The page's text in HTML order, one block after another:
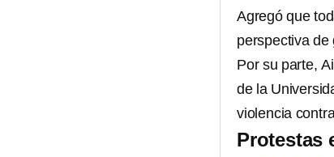
Agregó que
perspectiva de
Por su parte,
de la
violencia
Protestas